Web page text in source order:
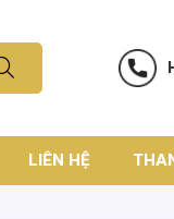
LIÊN HỆ